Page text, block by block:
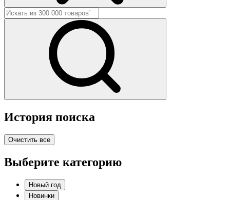
История поиска
Очистить все
Выберите категорию
Новый год
Новинки